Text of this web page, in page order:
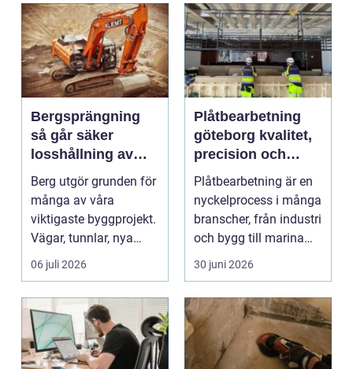
Bergsprängning
så går säker
losshållning av
berg till i praktiken
Berg utgör grunden för
många av våra
viktigaste byggprojekt.
Vägar, tunnlar, nya
bostadsområden och
06 juli 2026
Plåtbearbetning
göteborg kvalitet,
precision och
smarta lösningar
Plåtbearbetning är en
nyckelprocess i många
branscher, från industri
och bygg till marina
miljöer oc...
30 juni 2026